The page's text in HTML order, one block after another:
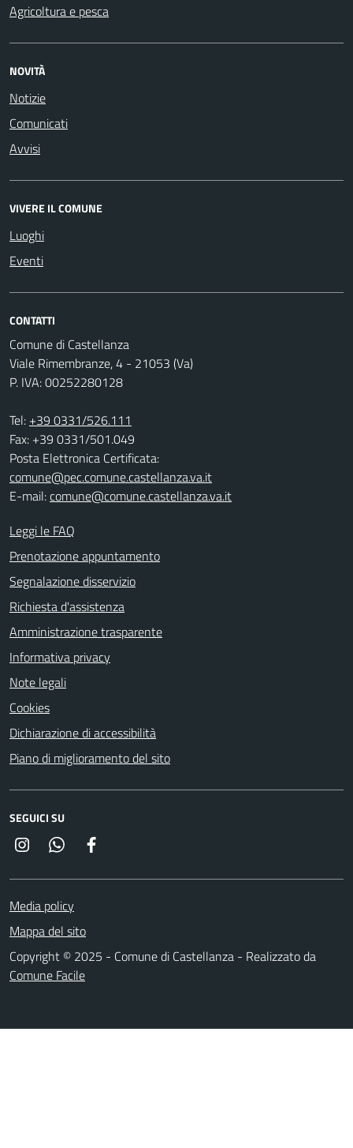
Agricoltura e pesca
NOVITÀ
Notizie
Comunicati
Avvisi
VIVERE IL COMUNE
Luoghi
Eventi
CONTATTI
Comune di Castellanza
Viale Rimembranze, 4 - 21053 (Va)
P. IVA: 00252280128
Tel: +39 0331/526.111
Fax: +39 0331/501.049
Posta Elettronica Certificata:
comune@pec.comune.castellanza.va.it
E-mail:comune@comune.castellanza.va.it
Leggi le FAQ
Prenotazione appuntamento
Segnalazione disservizio
Richiesta d'assistenza
Amministrazione trasparente
Informativa privacy
Note legali
Cookies
Dichiarazione di accessibilità
Piano di miglioramento del sito
SEGUICI SU
InstagramWhatsapp
Media policy
Mappa del sito
Copyright © 2025 - Comune di Castellanza - Realizzato da
Comune Facile